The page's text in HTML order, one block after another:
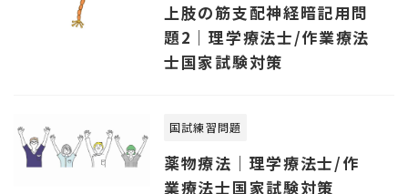
上肢の筋支配神経暗記用問
題2｜理学療法士/作業療法
士国家試験対策
国試練習問題
薬物療法｜理学療法士/作
業療法士国家試験対策